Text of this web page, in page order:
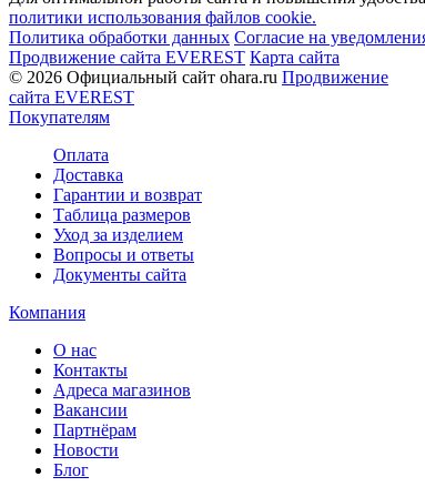
политики использования файлов cookie.
Политика обработки данных Согласие на
Продвижение сайта EVEREST Карта сайта
© 2026 Официальный сайт ohara.ru Продвижение
сайта EVEREST
Покупателям
Оплата
Доставка
Гарантии и возврат
Таблица размеров
Уход за изделием
Вопросы и ответы
Документы сайта
Компания
О нас
Контакты
Адреса магазинов
Вакансии
Партнёрам
Новости
Блог